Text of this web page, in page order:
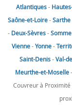
Atlantiques-
Saône-et-Loire-Sarthe
- Deux-Sèvres-Somme
Vienne-Yonne-
Saint-Denis-Val-
Meurthe-et-Moselle-
Couvreur à Proximité